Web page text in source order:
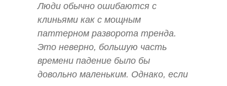
Люди обычно ошибаются с
клиньями как с мощным
паттерном разворота тренда.
Это неверно, большую часть
времени падение было бы
довольно маленьким. Однако, если